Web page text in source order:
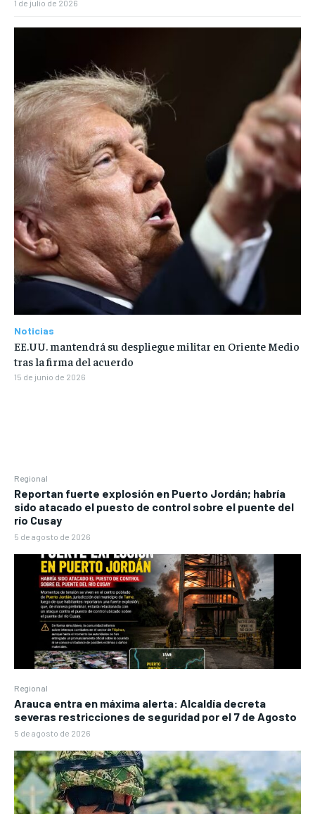
Regional
Reportan fuerte explosión en Puerto Jordán; habría
sido atacado el puesto de control sobre el puente del
río Cusay
5 de agosto de 2026
Regional
Arauca entra en máxima alerta: Alcaldía decreta
severas restricciones de seguridad por el 7 de Agosto
5 de agosto de 2026
1 de julio de 2026
Noticias
EE.UU. mantendrá su despliegue militar en Oriente Medio
tras la firma del acuerdo
15 de junio de 2026